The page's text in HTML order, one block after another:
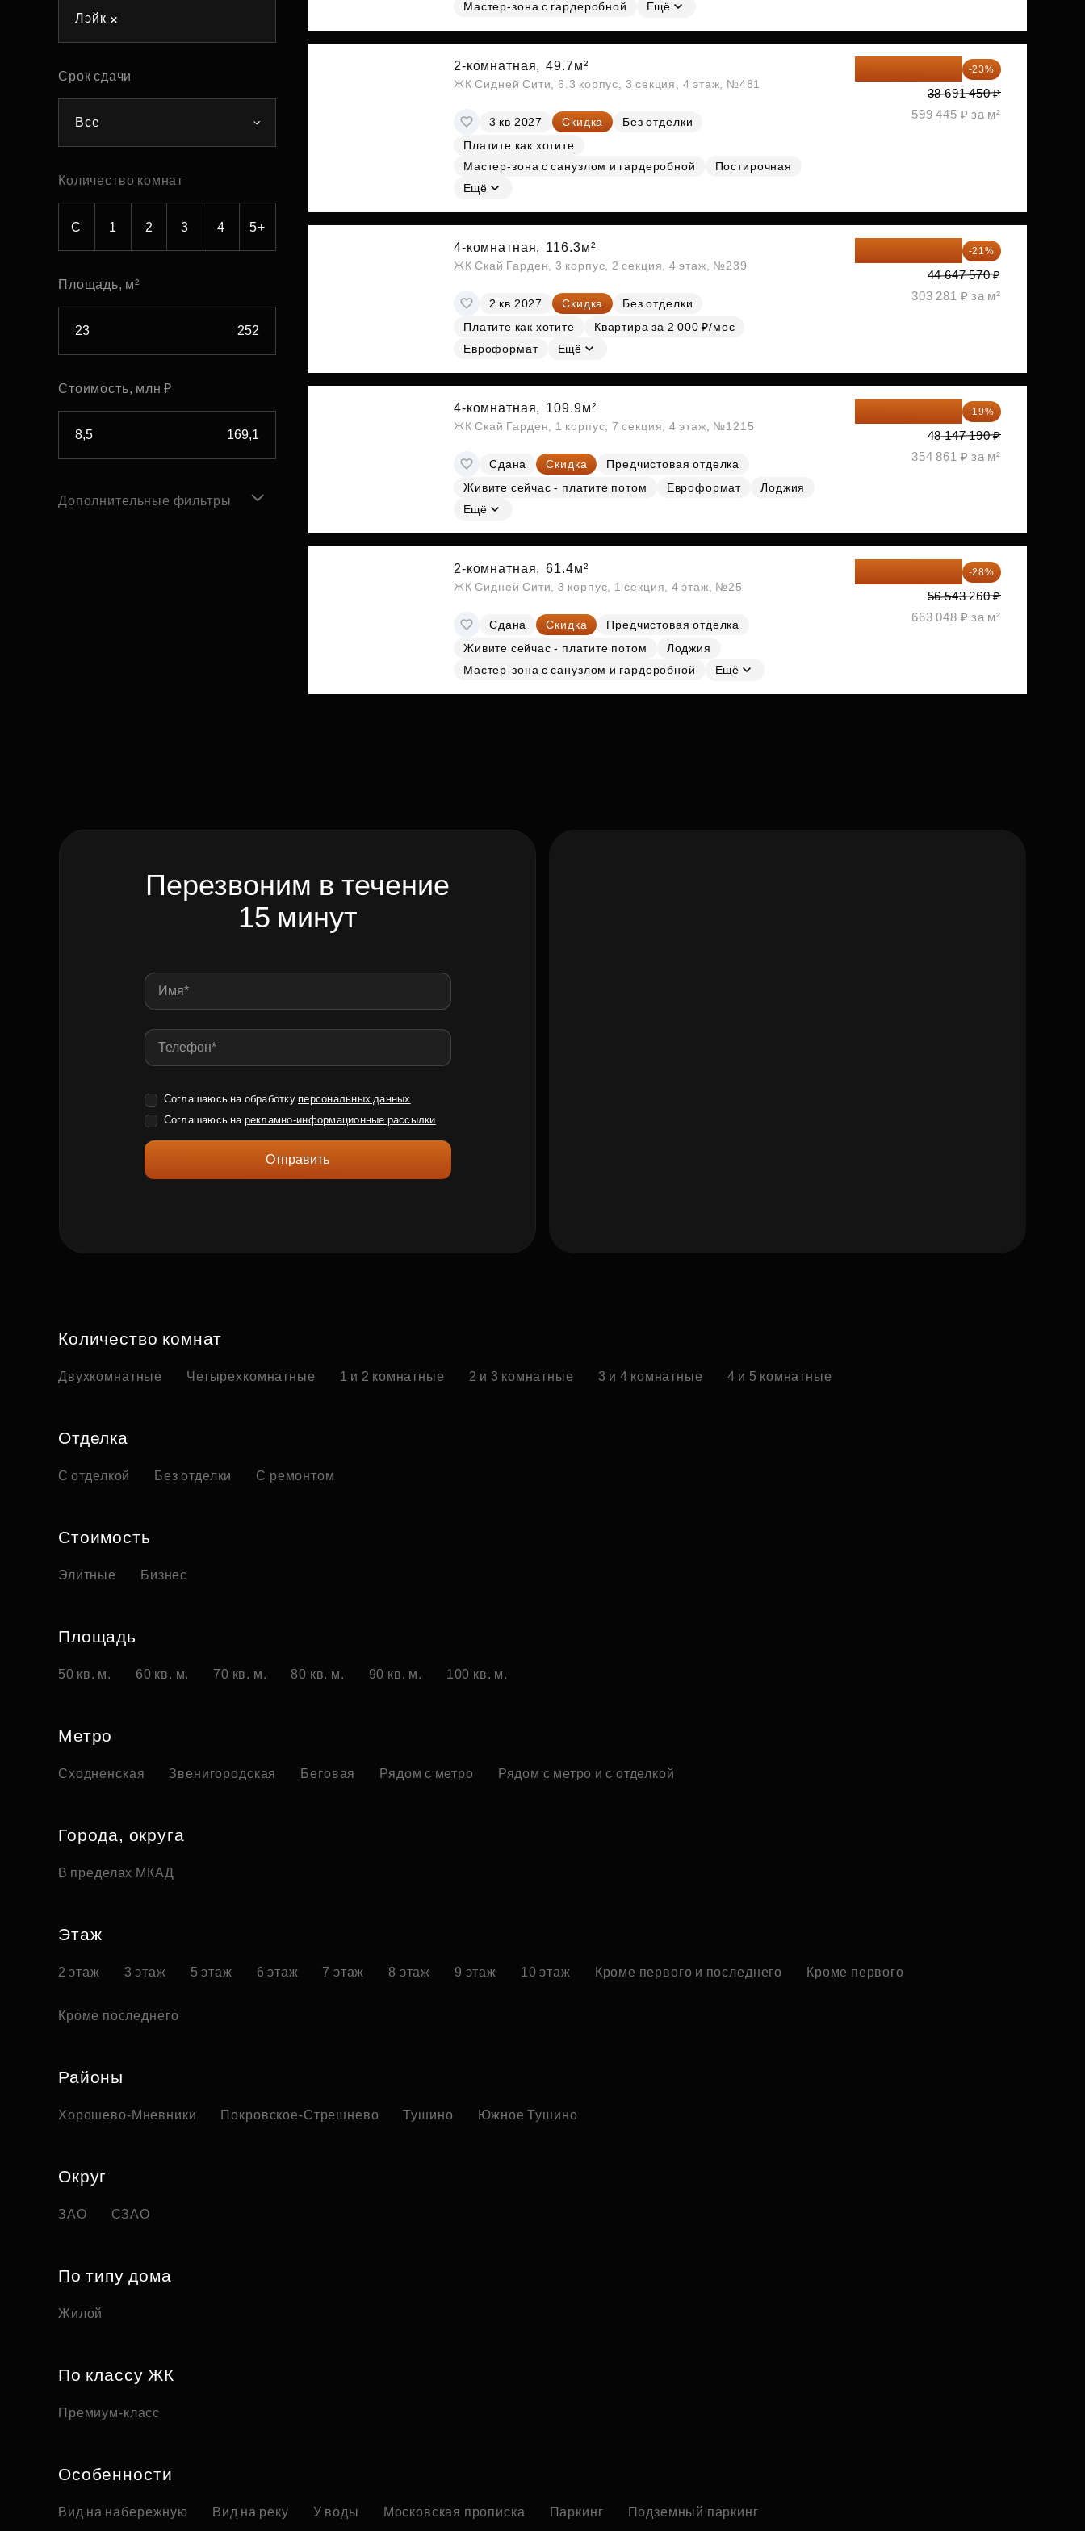
Рефинансирование
Субсидии
Лэйк
Срок сдачи
Все
Количество комнат
С 1 2 3 4 5+
Площадь, м²
Стоимость, млн ₽
Дополнительные фильтры
Мастер-зона с гардеробной
Ещё
2-комнатная, 49.7м²
ЖК Сидней Сити, 6.3 корпус, 3 секция, 4 этаж, №481
3 кв 2027 Скидка
Без отделки
Платите как хотите
Мастер-зона с санузлом и гардеробной
Постирочная
Ещё
-23%
38 691 450 ₽
599 445 ₽ за м²
4-комнатная, 116.3м²
ЖК Скай Гарден, 3 корпус, 2 секция, 4 этаж, №239
2 кв 2027 Скидка
Без отделки
Платите как хотите
Квартира за 2 000 ₽/мес
Евроформат
Ещё
-21%
44 647 570 ₽
303 281 ₽ за м²
4-комнатная, 109.9м²
ЖК Скай Гарден, 1 корпус, 7 секция, 4 этаж, №1215
Сдана Скидка
Предчистовая отделка
Живите сейчас - платите потом
Евроформат
Лоджия
Ещё
-19%
48 147 190 ₽
354 861 ₽ за м²
2-комнатная, 61.4м²
ЖК Сидней Сити, 3 корпус, 1 секция, 4 этаж, №25
Сдана Скидка
Предчистовая отделка
Живите сейчас - платите потом
Лоджия
Мастер-зона с санузлом и гардеробной
Ещё
-28%
56 543 260 ₽
663 048 ₽ за м²
Перезвоним в течение
15 минут
Соглашаюсь на обработку персональных данных
Соглашаюсь на рекламно-информационные рассылки
Отправить
Количество комнат
Двухкомнатные Четырехкомнатные 1 и 2 комнатные 2 и 3 комнатные 3 и 4 комнатные 4 и 5 комнатные
Отделка
С отделкой Без отделки С ремонтом
Стоимость
Элитные Бизнес
Площадь
50 кв. м. 60 кв. м. 70 кв. м. 80 кв. м. 90 кв. м. 100 кв. м.
Метро
Сходненская Звенигородская Беговая Рядом с метро Рядом с метро и с отделкой
Города, округа
В пределах МКАД
Этаж
2 этаж 3 этаж 5 этаж 6 этаж 7 этаж 8 этаж 9 этаж 10 этаж Кроме первого и последнего Кроме первого
Кроме последнего
Районы
Хорошево-Мневники Покровское-Стрешнево Тушино Южное Тушино
Округ
ЗАО СЗАО
По типу дома
Жилой
По классу ЖК
Премиум-класс
Особенности
Вид на набережную Вид на реку У воды Московская прописка Паркинг Подземный паркинг